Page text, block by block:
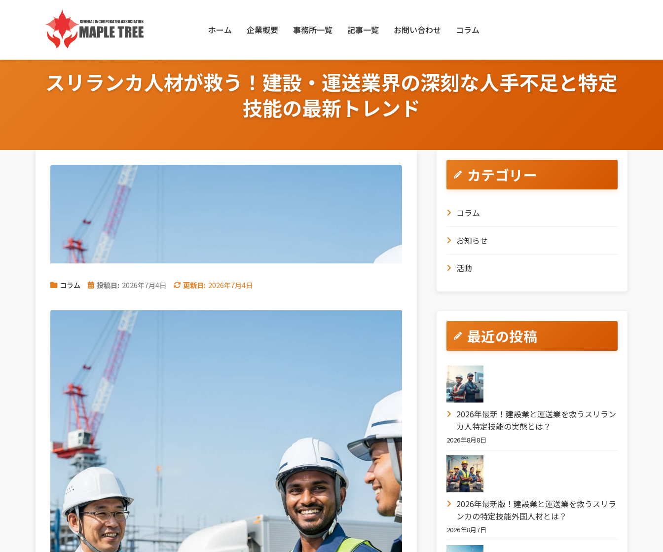
ホーム 企業概要 事務所一覧 記事一覧 お問い合わせ コラム
スリランカ人材が救う！建設・運送業界の深刻な人手不足と特定
技能の最新トレンド
コラム 投稿日: 2026年7月4日 更新日: 2026年7月4日
カテゴリー
コラム
お知らせ
活動
最近の投稿
2026年最新！建設業と運送業を救うスリラン
カ人特定技能の実態とは？
2026年8月8日
2026年最新版！建設業と運送業を救うスリラ
ンカの特定技能外国人材とは？
2026年8月7日